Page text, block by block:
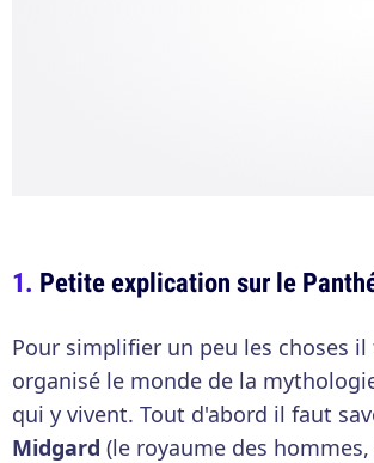
Petite explication sur le
Pour simplifier un peu les choses
organisé le monde de la
qui y vivent. Tout d'abord il faut
Midgard (le royaume des